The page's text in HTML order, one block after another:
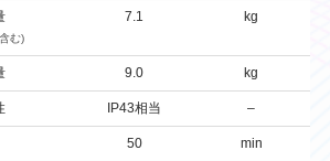
む)
7.1 kg
9.0 kg
IP43相当 –
50 min